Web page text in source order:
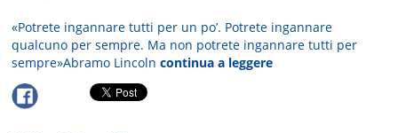
«Potrete ingannare tutti per un po’. Potrete ingannare
qualcuno per sempre. Ma non potrete ingannare tutti per
sempre»Abramo Lincolncontinua a leggere